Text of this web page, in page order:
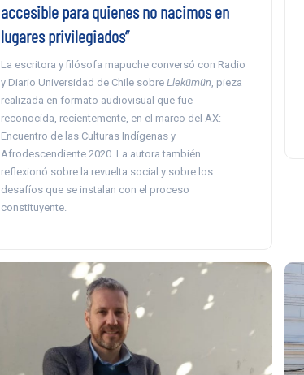
accesible para quienes no nacimos en
lugares privilegiados”
La escritora y filósofa mapuche conversó con Radio
y Diario Universidad de Chile sobre Llekümün, pieza
realizada en formato audiovisual que fue
reconocida, recientemente, en el marco del AX:
Encuentro de las Culturas Indígenas y
Afrodescendiente 2020. La autora también
reflexionó sobre la revuelta social y sobre los
desafíos que se instalan con el proceso
constituyente.